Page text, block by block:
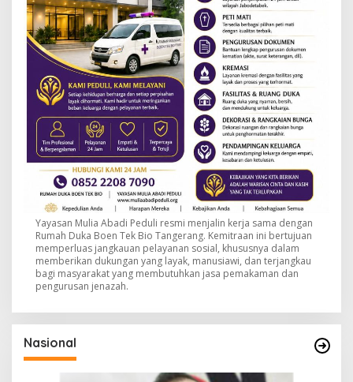
Yayasan Mulia Abadi Peduli resmi menjalin kerja sama dengan
Rumah Duka Boen Tek Bio Tangerang. Kemitraan ini bertujuan
memperluas jangkauan pelayanan sosial, khususnya dalam
memberikan dukungan yang layak, manusiawi, dan terjangkau
bagi masyarakat yang membutuhkan jasa pemakaman dan
pengurusan jenazah.
Nasional